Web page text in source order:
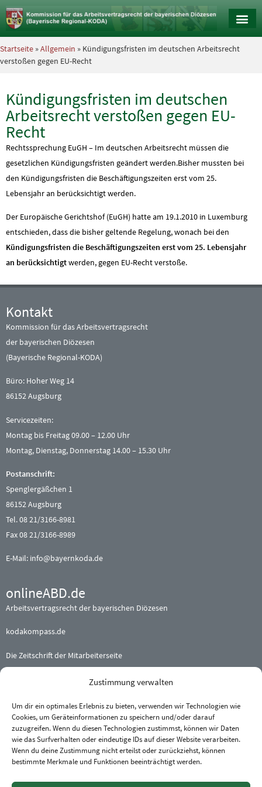
Zustimmung verwalten
Um dir ein optimales Erlebnis zu bieten, verwenden wir Technologien wie
Cookies, um Geräteinformationen zu speichern und/oder darauf
zuzugreifen. Wenn du diesen Technologien zustimmst, können wir Daten
wie das Surfverhalten oder eindeutige IDs auf dieser Website verarbeiten.
Wenn du deine Zustimmung nicht erteilst oder zurückziehst, können
bestimmte Merkmale und Funktionen beeinträchtigt werden.
Startseite »Allgemein » Kündigungsfristen im deutschen Arbeitsrecht
verstoßen gegen EU-Recht
Kündigungsfristen im deutschen
Arbeitsrecht verstoßen gegen EU-
Recht
Rechtssprechung EuGH – Im deutschen Arbeitsrecht müssen die
gesetzlichen Kündigungsfristen geändert werden.Bisher mussten bei
den Kündigungsfristen die Beschäftigungszeiten erst vom 25.
Lebensjahr an berücksichtigt werden.
Der Europäische Gerichtshof (EuGH) hatte am 19.1.2010 in Luxemburg
entschieden, dass die bisher geltende Regelung, wonach bei den
Kündigungsfristen die Beschäftigungszeiten erst vom 25. Lebensjahr
an berücksichtigtwerden, gegen EU-Recht verstoße.
Kontakt
Kommission für das Arbeitsvertragsrecht
der bayerischen Diözesen
(Bayerische Regional-KODA)
Büro: Hoher Weg 14
86152 Augsburg
Servicezeiten:
Montag bis Freitag 09.00 – 12.00 Uhr
Montag, Dienstag, Donnerstag 14.00 – 15.30 Uhr
Postanschrift:
Spenglergäßchen 1
86152 Augsburg
Tel. 08 21/3166-8981
Fax 08 21/3166-8989
E-Mail: info@bayernkoda.de
onlineABD.de
Arbeitsvertragsrecht der bayerischen Diözesen
kodakompass.de
Die Zeitschrift der Mitarbeiterseite
Beteiligte (Erz-) Bistümer
Augsburg·Bamberg·Eichstätt
München und Freising·Passau
Regensburg
· Würzburg